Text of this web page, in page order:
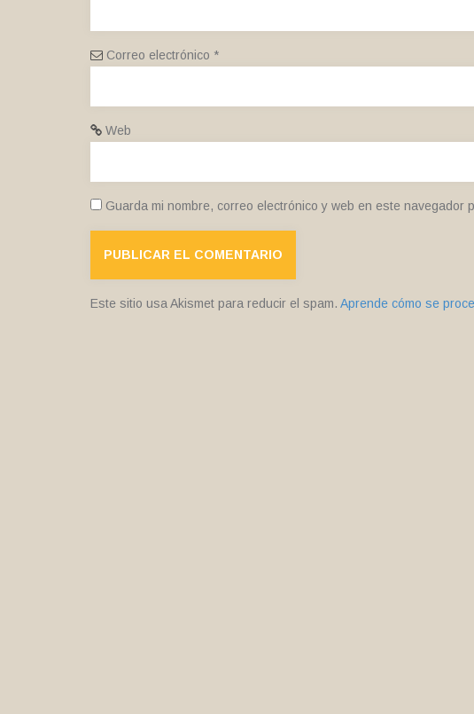
Correo electrónico *
Web
Guarda mi nombre, correo electrónico y web en este navegador
Este sitio usa Akismet para reducir el spam. Aprende cómo se